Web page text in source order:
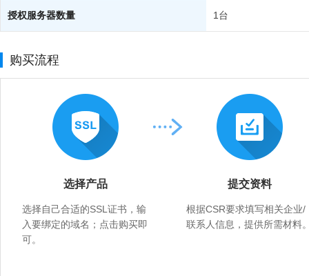
授权服务器数量 1台
购买流程
选择产品
选择自己合适的SSL证书，输
入要绑定的域名；点击购买即
可。
提交资料
根据CSR要求填写相关企业/
联系人信息，提供所需材料